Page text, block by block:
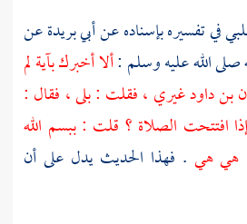
في تفسيره بإسناده عنأبي بريدةعن
صلى الله عليه وسلم :ألا أخبرك بآية لم
بن داودغيري ، فقلت : بلى ، فقال :
افتتحت الصلاة ؟ قلت : ببسم الله
: هي هي . فهذا الحديث يدل على أن